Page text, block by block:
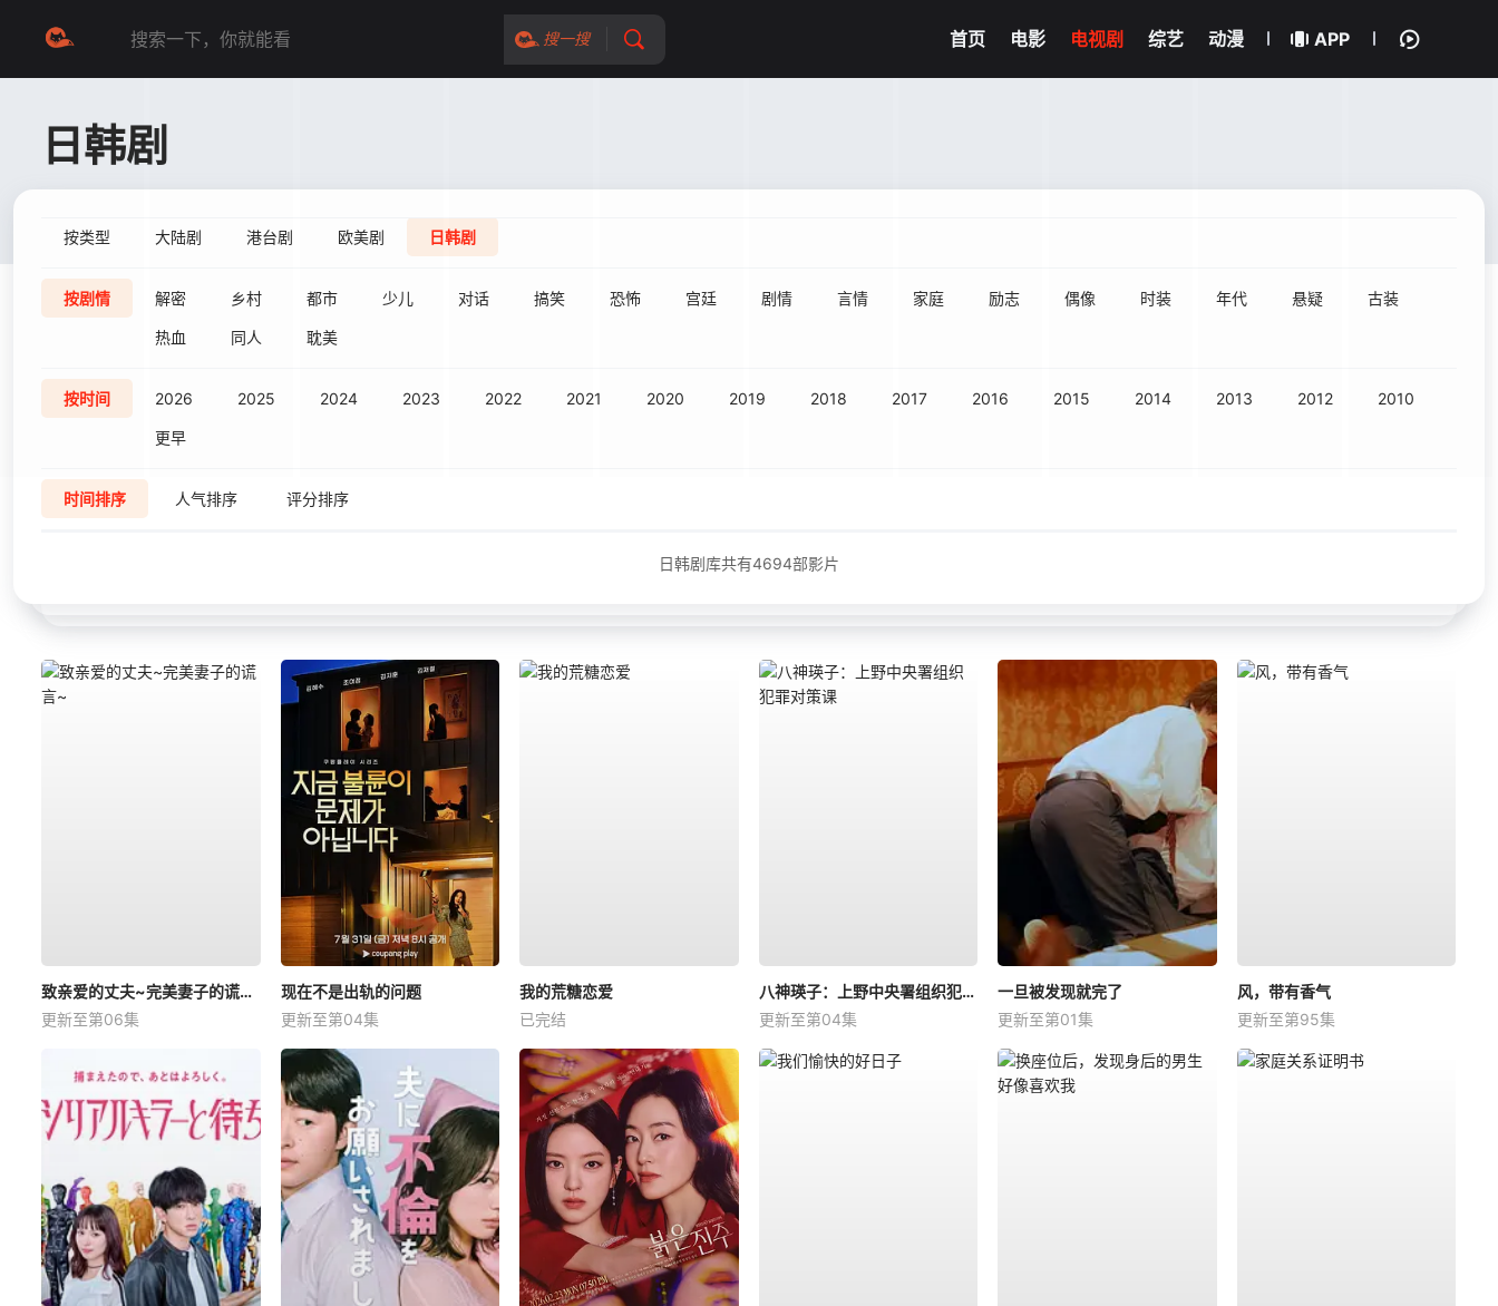
搜一搜 首页 电影 电视剧 综艺 动漫 APP
日韩剧
按类型 大陆剧 港台剧 欧美剧 日韩剧
按剧情 解密 乡村 都市 少儿 对话 搞笑 恐怖 宫廷 剧情 言情 家庭 励志 偶像 时装 年代 悬疑 古装
热血 同人 耽美
按时间 2026 2025 2024 2023 2022 2021 2020 2019 2018 2017 2016 2015 2014 2013 2012 2010
更早
时间排序 人气排序 评分排序
日韩剧库共有4694部影片
致亲爱的丈夫~完美妻子的谎言~
更新至第06集
现在不是出轨的问题
更新至第04集
我的荒糖恋爱
已完结
八神瑛子：上野中央署组织犯罪对策课
更新至第04集
一旦被发现就完了
更新至第01集
风，带有香气
更新至第95集